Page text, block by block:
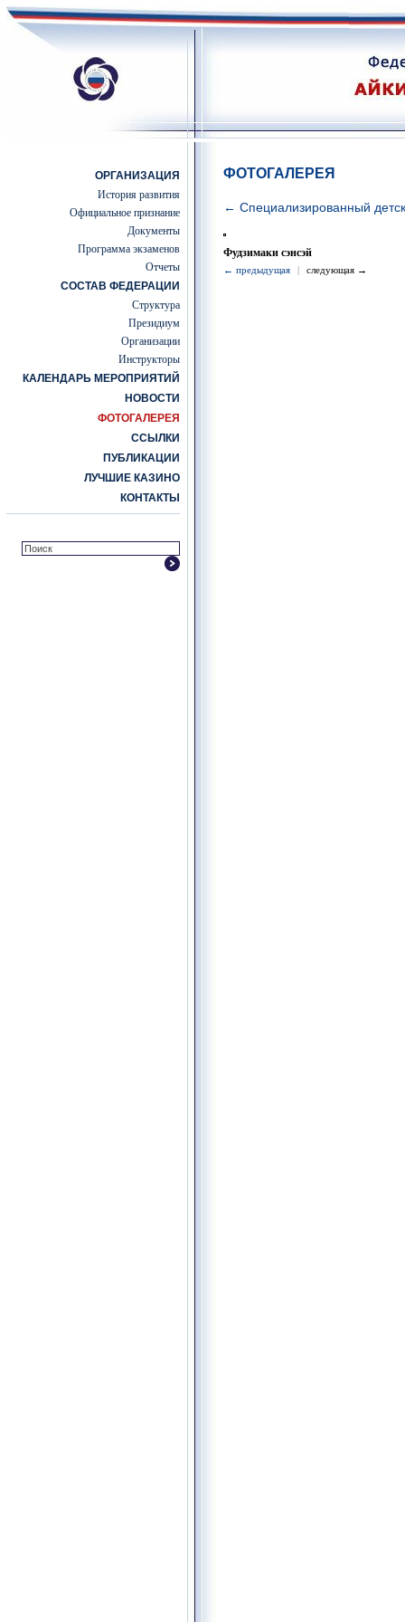
ОРГАНИЗАЦИЯ
История развития
Официальное признание
Документы
Программа экзаменов
Отчеты
СОСТАВ ФЕДЕРАЦИИ
Структура
Президиум
Организации
Инструкторы
КАЛЕНДАРЬ МЕРОПРИЯТИЙ
НОВОСТИ
ФОТОГАЛЕРЕЯ
ССЫЛКИ
ПУБЛИКАЦИИ
ЛУЧШИЕ КАЗИНО
КОНТАКТЫ
ФОТОГАЛЕРЕЯ
← Специализированный
Фудзимаки сэнсэй
← предыдущая | следующая →